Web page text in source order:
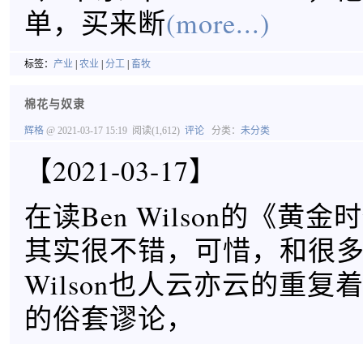
单，买来断(more...)
标签： 产业 农业 分工 畜牧
棉花与奴隶
辉格 @ 2021-03-17 15:19 阅读(1,612) 评论 分类： 未分类
【2021-03-17】
在读Ben Wilson的《黄金
其实很不错，可惜，和很
Wilson也人云亦云的重复
的俗套谬论，